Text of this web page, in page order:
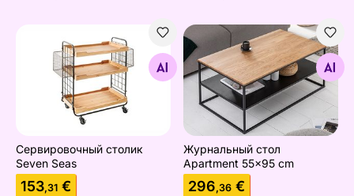
Сервировочный столик Seven Seas
Найдите похожие
Сервировочный столик
Seven Seas
153,31 €
Журнальный стол
Найдите похожие
Журнальный стол
Apartment 55x95 cm
296,36 €